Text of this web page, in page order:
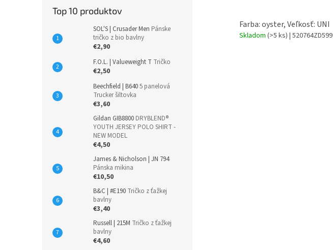
Top 10 produktov
SOL'S | Crusader Men Pánske
tričko z bio bavlny
€2,90
F.O.L. | Valueweight T Tričko
€2,50
Beechfield | B6405 panelová
Trucker šiltovka
€3,60
Gildan GIB8800 DRYBLEND®
YOUTH JERSEY POLO SHIRT -
NEW MODEL
€4,50
James & Nicholson | JN 794
Pánska mikina
€10,50
B&C | #E190 Tričko z ťažkej
bavlny
€3,40
Russell | 215M Tričko z ťažkej
bavlny
€4,60
Farba: oyster, Veľkosť: UNI
Skladom (>5 ks) | 520764ZD599